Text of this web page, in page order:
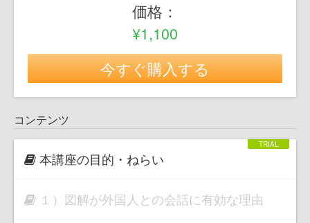
価格：
¥1,100
今すぐ購入する
コンテンツ
本講座の目的・ねらい
１）図解が外国人との会話に有効な理由